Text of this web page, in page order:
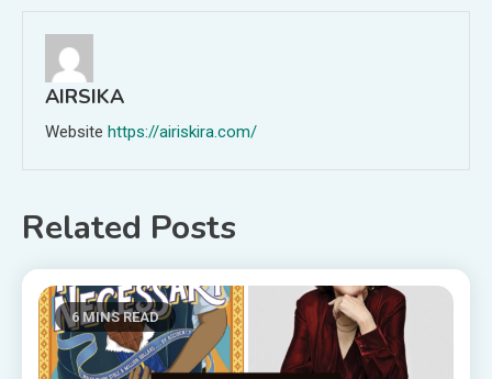
AIRSIKA
Website https://airiskira.com/
Related Posts
6 MINS READ